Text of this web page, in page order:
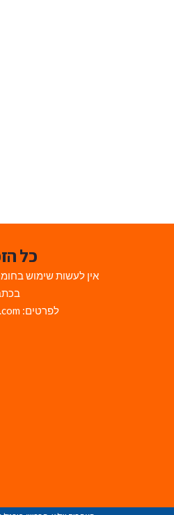
כל
אין לעשות שימוש
לפרטים: Avihai.ZoomAt@gmail.com